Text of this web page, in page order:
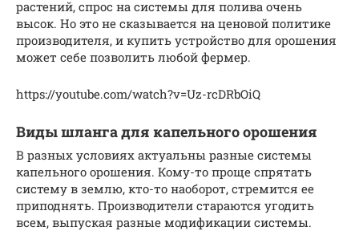
растений, спрос на системы для полива очень
высок. Но это не сказывается на ценовой политике
производителя, и купить устройство для орошения
может себе позволить любой фермер.
https://youtube.com/watch?v=Uz-rcDRbOiQ
Виды шланга для капельного орошения
В разных условиях актуальны разные системы
капельного орошения. Кому-то проще спрятать
систему в землю, кто-то наоборот, стремится ее
приподнять. Производители стараются угодить
всем, выпуская разные модификации системы.